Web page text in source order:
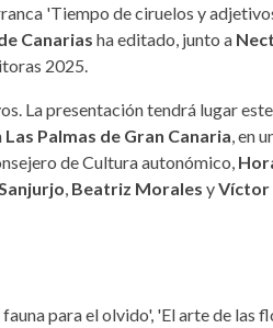
'Tiempo de ciruelos y
Canarias ha editado, junto a
2025.
La presentación tendrá lugar
Las Palmas de Gran Canaria , en
de Cultura autonómico,
Beatriz Morales yVíctor
para el olvido', 'El arte de las